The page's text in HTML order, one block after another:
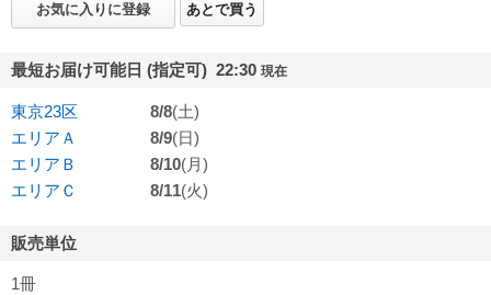
お気に入りに登録 あとで買う
最短お届け可能日 (指定可) 22:30 現在
東京23区 8/8(土)
エリアＡ
8/9(日)
エリアＢ
8/10(月)
エリアＣ
8/11(火)
販売単位
1冊